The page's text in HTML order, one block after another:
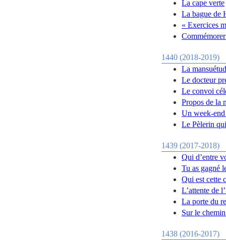
La cape verte
La bague de
« Exercices
1440 (2018-2019)
La
Le docteur
Le convoi
Propos de la
Un week-
Le Pèlerin
1439 (2017-2018)
Qui d’entre
Tu as gagné
Qui est cette
L’attente de
La porte du
Sur le
1438 (2016-2017)